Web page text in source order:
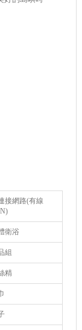
接網路(有線
衛浴
組
精